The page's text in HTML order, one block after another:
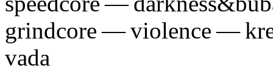
grindcore — violence —
vada